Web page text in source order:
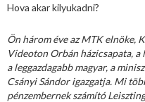
Hova akar kilyukadni?
Ön három éve az MTK elnöke,
Videoton Orbán házicsapata, a
a leggazdagabb magyar, a
Csányi Sándor igazgatja. Mi
pénzembernek számító